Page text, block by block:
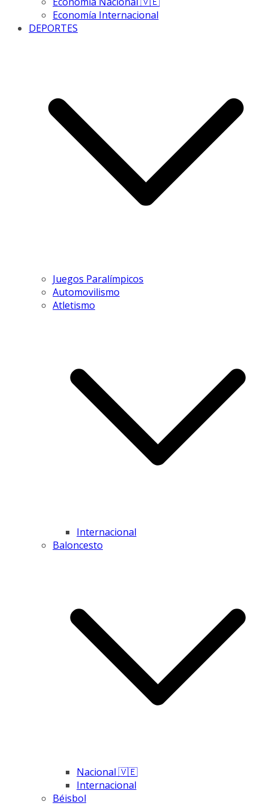
Economía Internacional
DEPORTES
Juegos Paralímpicos
Automovilismo
Atletismo
Internacional
Baloncesto
Nacional 🇻🇪
Internacional
Béisbol